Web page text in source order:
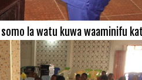
la watu kuwa waaminifu